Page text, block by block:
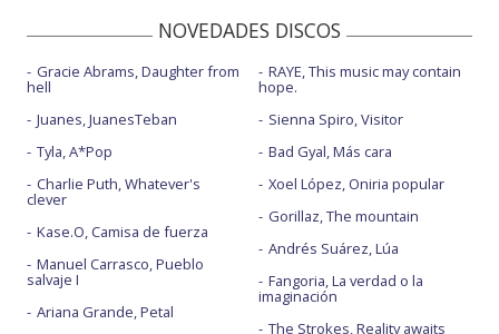
NOVEDADES DISCOS
Gracie Abrams, Daughter from
hell
Juanes, JuanesTeban
Tyla, A*Pop
Charlie Puth, Whatever's
clever
Kase.O, Camisa de fuerza
Manuel Carrasco, Pueblo
salvaje I
Ariana Grande, Petal
RAYE, This music may contain
hope.
Sienna Spiro, Visitor
Bad Gyal, Más cara
Xoel López, Oniria popular
Gorillaz, The mountain
Andrés Suárez, Lúa
Fangoria, La verdad o la
imaginación
The Strokes, Reality awaits